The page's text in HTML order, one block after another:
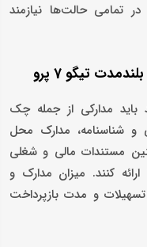
در تمامی حالت‌ها نیازمند
تیگو 7 پرو
باید مدارکی از جمله چک
شناسنامه، مدارک محل
مستندات مالی و شغلی
کنند. میزان مدارک و
و مدت بازپرداخت